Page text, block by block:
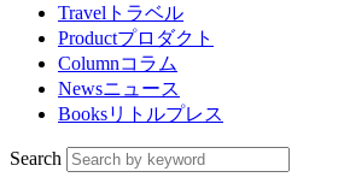
Travel トラベル
Productプロダクト
Columnコラム
Newsニュース
Booksリトルプレス
Search